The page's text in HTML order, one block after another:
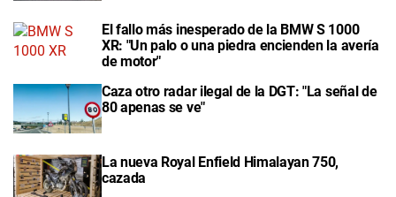
El fallo más inesperado de la BMW S 1000
XR: "Un palo o una piedra encienden la avería
de motor"
Caza otro radar ilegal de la DGT: "La señal de
80 apenas se ve"
La nueva Royal Enfield Himalayan 750,
cazada